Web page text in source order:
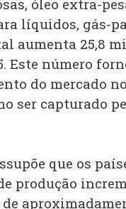
óleo extra-
líquidos, gás-
aumenta 25,8
Este número
do mercado
ser capturado
que os
produção